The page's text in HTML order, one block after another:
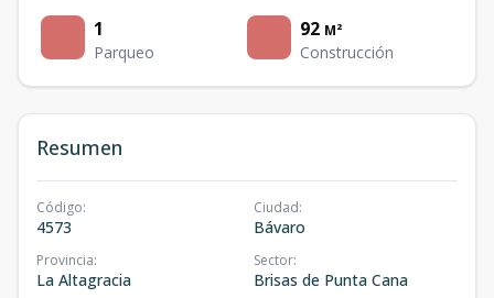
1
Parqueo
92 M²
Construcción
Resumen
Código:
4573
Ciudad:
Bávaro
Provincia:
La Altagracia
Sector:
Brisas de Punta Cana